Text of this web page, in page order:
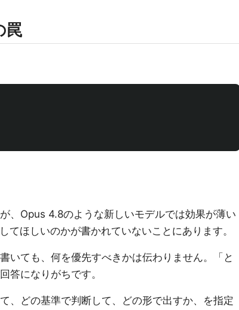
罠
、Opus 4.8のような新しいモデルでは効果が薄い
てほしいのかが書かれていないことにあります。
いても、何を優先すべきかは伝わりません。「と
答になりがちです。
、どの基準で判断して、どの形で出すか、を指定